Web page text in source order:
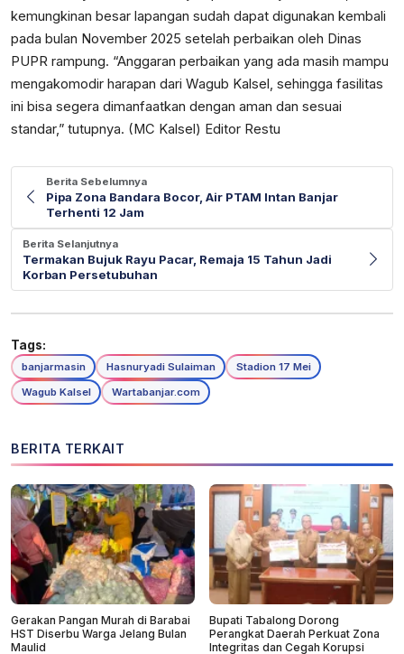
kemungkinan besar lapangan sudah dapat digunakan kembali
pada bulan November 2025 setelah perbaikan oleh Dinas
PUPR rampung. “Anggaran perbaikan yang ada masih mampu
mengakomodir harapan dari Wagub Kalsel, sehingga fasilitas
ini bisa segera dimanfaatkan dengan aman dan sesuai
standar,” tutupnya. (MC Kalsel) Editor Restu
Berita Sebelumnya
Pipa Zona Bandara Bocor, Air PTAM Intan Banjar
Terhenti 12 Jam
Berita Selanjutnya
Termakan Bujuk Rayu Pacar, Remaja 15 Tahun Jadi
Korban Persetubuhan
Tags:
banjarmasin Hasnuryadi Sulaiman
Stadion 17 Mei
Wagub Kalsel
Wartabanjar.com
BERITA TERKAIT
Gerakan Pangan Murah di Barabai
HST Diserbu Warga Jelang Bulan
Maulid
Bupati Tabalong Dorong
Perangkat Daerah Perkuat Zona
Integritas dan Cegah Korupsi